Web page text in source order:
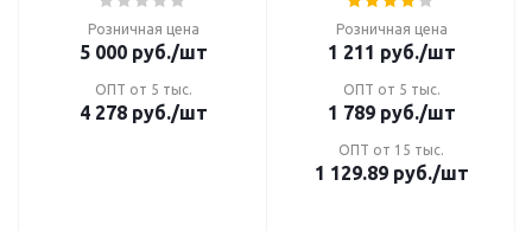
Розничная цена
5 000руб./шт
ОПТ от 5 тыс.
4 278руб./шт
Розничная цена
1 211 руб./шт
ОПТ от 5 тыс.
1 789руб./шт
ОПТ от 15 тыс.
1 129.89руб./шт